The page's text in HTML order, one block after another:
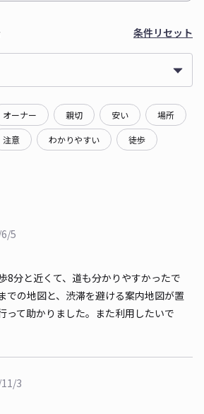
条件リセット
オーナー 親切 安い 場所
注意 わかりやすい 徒歩
5
8分と近くて、道も分かりやすかったで
での地図と、渋滞を避ける案内地図が置
って助かりました。また利用したいで
3